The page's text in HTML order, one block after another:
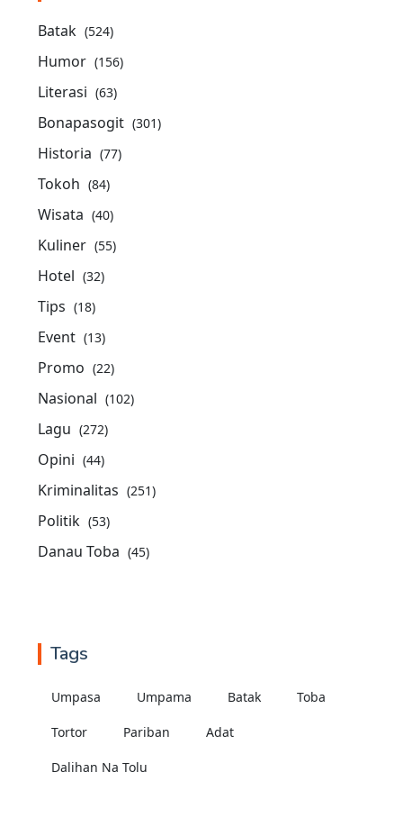
Batak (524)
Humor (156)
Literasi (63)
Bonapasogit (301)
Historia (77)
Tokoh (84)
Wisata (40)
Kuliner (55)
Hotel (32)
Tips (18)
Event (13)
Promo (22)
Nasional (102)
Lagu (272)
Opini (44)
Kriminalitas (251)
Politik (53)
Danau Toba (45)
Tags
Umpasa Umpama Batak Toba
Tortor Pariban Adat
Dalihan Na Tolu